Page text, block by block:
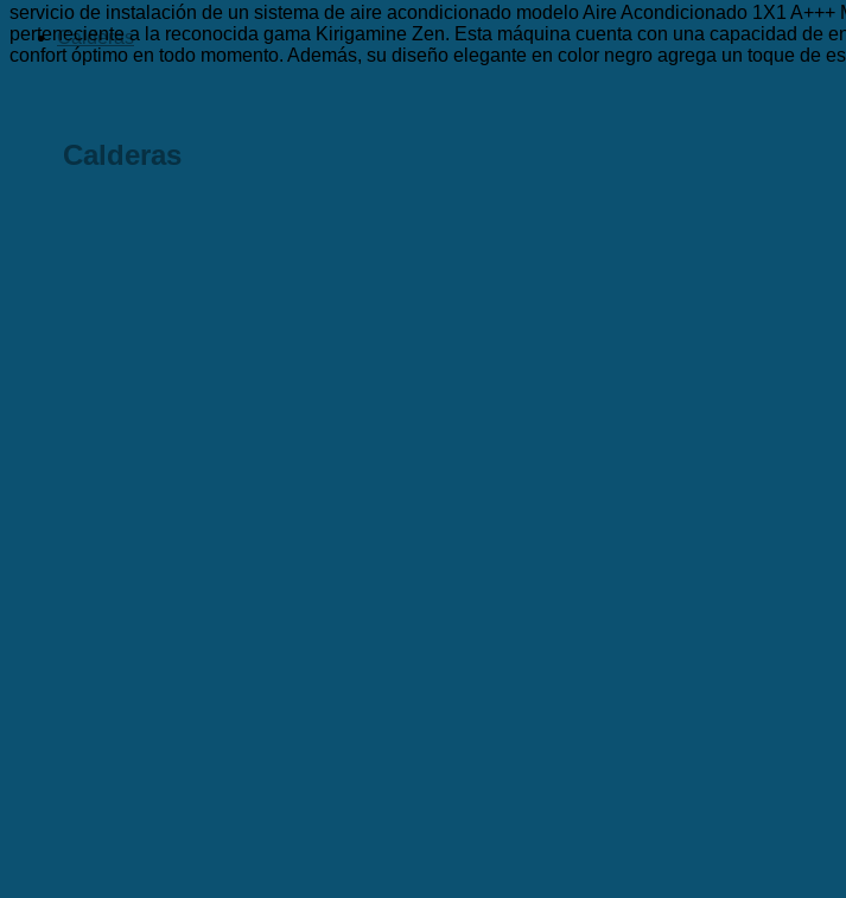
Calderas
Calderas
servicio de instalación de un sistema de aire acondicionado modelo Aire Acondicionado 1X1
perteneciente a la reconocida gama Kirigamine Zen. Esta máquina cuenta con una capacidad de
confort óptimo en todo momento. Además, su diseño elegante en color negro agrega un toque de